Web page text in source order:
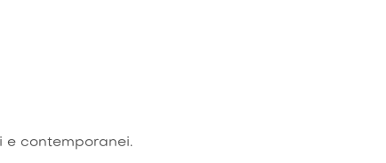
e contemporanei.